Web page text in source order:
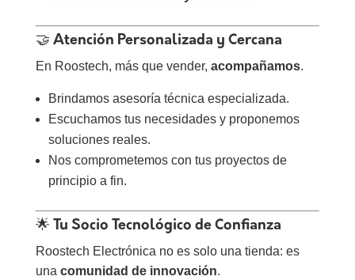
🤝 Atención Personalizada y Cercana
En Roostech, más que vender, acompañamos.
Brindamos asesoría técnica especializada.
Escuchamos tus necesidades y proponemos
soluciones reales.
Nos comprometemos con tus proyectos de
principio a fin.
🌟 Tu Socio Tecnológico de Confianza
Roostech Electrónica no es solo una tienda: es
una comunidad de innovación.